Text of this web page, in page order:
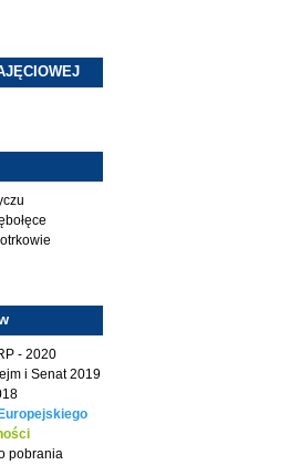
- 2020
i Senat 2019
pobrania